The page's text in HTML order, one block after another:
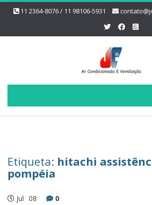
11 2364-8076 / 11 98106-5931
Etiqueta: hitachi
pompéia
Jul 08 0